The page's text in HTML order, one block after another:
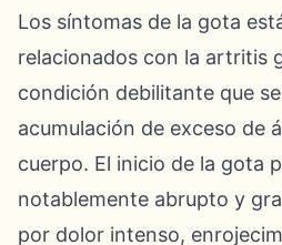
Los síntomas de la gota
relacionados con la artritis
condición debilitante que
acumulación de exceso de
cuerpo. El inicio de la gota
notablemente abrupto y
por dolor intenso,